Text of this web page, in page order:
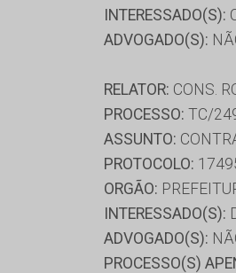
INTERESSADO(S):
ADVOGADO(S):
RELATOR: CONS.
PROCESSO: TC/
ASSUNTO:
PROTOCOLO:
ORGÃO:
INTERESSADO(S):
ADVOGADO(S):
PROCESSO(S)